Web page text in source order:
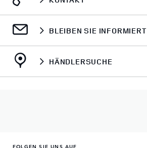
BLEIBEN SIE INFORMIERT
HÄNDLERSUCHE
FOLGEN SIE UNS AUF